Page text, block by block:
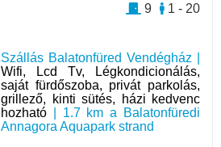
Szállás Balatonfüred Vendégház |
Wifi, Lcd Tv, Légkondicionálás,
saját fürdőszoba, privát parkolás,
grillező, kinti sütés, házi kedvenc
hozható | 1.7 km a Balatonfüredi
Annagora Aquapark strand
1 - 20
9